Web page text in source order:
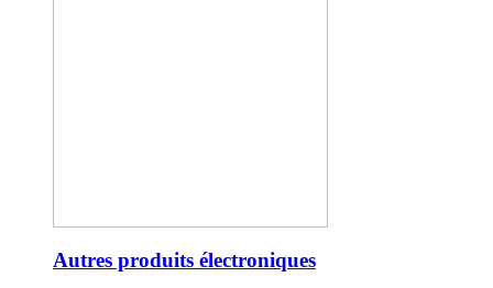
Autres produits électroniques